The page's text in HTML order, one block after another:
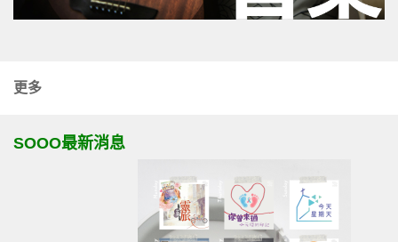
更多
SOOO最新消息